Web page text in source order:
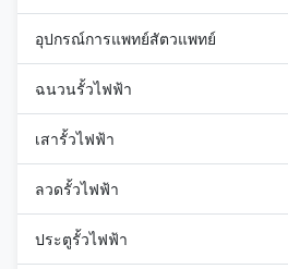
อุปกรณ์การแพทย์สัตวแพทย์
ฉนวนรั้วไฟฟ้า
เสารั้วไฟฟ้า
ลวดรั้วไฟฟ้า
ประตูรั้วไฟฟ้า